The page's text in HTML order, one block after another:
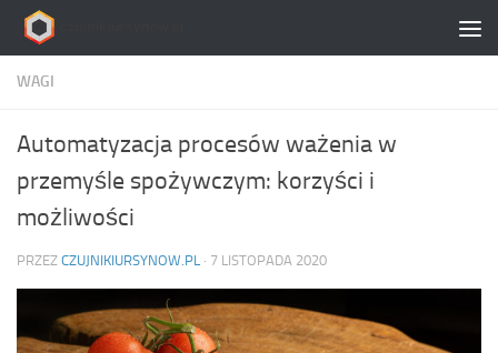
Skip to content
WAGI
Automatyzacja procesów ważenia w
przemyśle spożywczym: korzyści i
możliwości
PRZEZ CZUJNIKIURSYNOW.PL · 7 LISTOPADA 2020